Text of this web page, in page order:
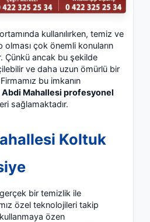
kullanılırken, temiz ve
olması çok önemli konuların
Çünkü ancak bu şekilde
ve daha uzun ömürlü bir
bu imkanın
Abdi Mahallesi profesyonel
sağlamaktadır.
Koltuk
bir temizlik ile
özel teknolojileri takip
özen